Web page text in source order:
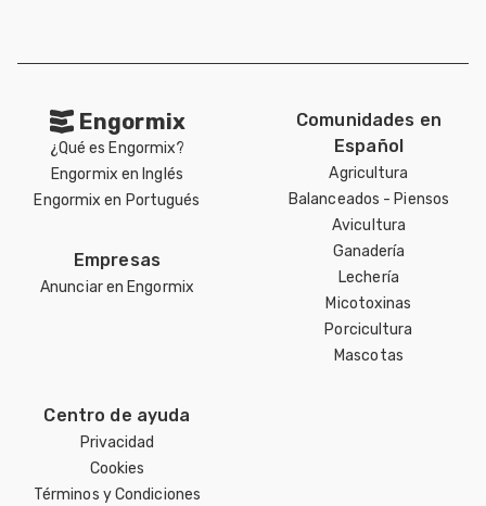
Engormix
¿Qué es Engormix?
Engormix en Inglés
Engormix en Portugués
Empresas
Anunciar en Engormix
Comunidades en
Español
Agricultura
Balanceados - Piensos
Avicultura
Ganadería
Lechería
Micotoxinas
Porcicultura
Mascotas
Centro de ayuda
Privacidad
Cookies
Términos y Condiciones